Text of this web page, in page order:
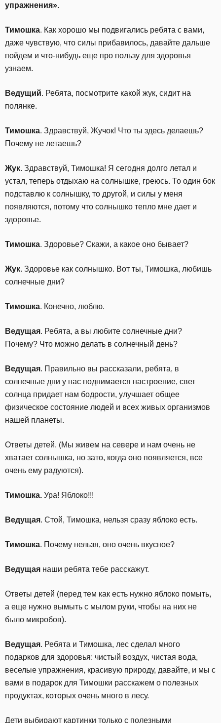
упражнения».
Тимошка. Как хорошо мы подвигались ребята с вами,
даже чувствую, что силы прибавилось, давайте дальше
пойдем и что-нибудь еще про пользу для здоровья
узнаем.
Ведущий. Ребята, посмотрите какой жук, сидит на
полянке.
Тимошка. Здравствуй, Жучок! Что ты здесь делаешь?
Почему не летаешь?
Жук. Здравствуй, Тимошка! Я сегодня долго летал и
устал, теперь отдыхаю на солнышке, греюсь. То один бок
подставлю к солнышку, то другой, и силы у меня
появляются, потому что солнышко тепло мне дает и
здоровье.
Тимошка. Здоровье? Скажи, а какое оно бывает?
Жук. Здоровье как солнышко. Вот ты, Тимошка, любишь
солнечные дни?
Тимошка. Конечно, люблю.
Ведущая. Ребята, а вы любите солнечные дни?
Почему? Что можно делать в солнечный день?
Ведущая. Правильно вы рассказали, ребята, в
солнечные дни у нас поднимается настроение, свет
солнца придает нам бодрости, улучшает общее
физическое состояние людей и всех живых организмов
нашей планеты.
Ответы детей. (Мы живем на севере и нам очень не
хватает солнышка, но зато, когда оно появляется, все
очень ему радуются).
Тимошка. Ура! Яблоко!!!
Ведущая. Стой, Тимошка, нельзя сразу яблоко есть.
Тимошка. Почему нельзя, оно очень вкусное?
Ведущая наши ребята тебе расскажут.
Ответы детей (перед тем как есть нужно яблоко помыть,
а еще нужно вымыть с мылом руки, чтобы на них не
было микробов).
Ведущая. Ребята и Тимошка, лес сделал много
подарков для здоровья: чистый воздух, чистая вода,
веселые упражнения, красивую природу, давайте, и мы с
вами в подарок для Тимошки расскажем о полезных
продуктах, которых очень много в лесу.
Дети выбирают картинки только с полезными